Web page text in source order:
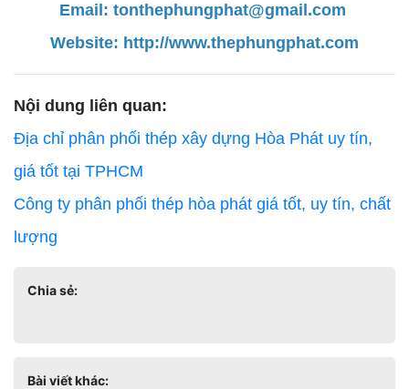
Email: tonthephungphat@gmail.com
Website: http://www.thephungphat.com
Nội dung liên quan:
Địa chỉ phân phối thép xây dựng Hòa Phát uy tín,
giá tốt tại TPHCM
Công ty phân phối thép hòa phát giá tốt, uy tín, chất
lượng
Chia sẻ:
Bài viết khác: